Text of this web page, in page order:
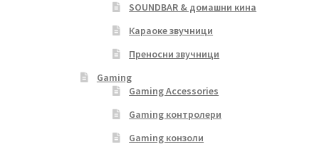
SOUNDBAR & домашни кина
Караоке звучници
Преносни звучници
Gaming
Gaming Accessories
Gaming контролери
Gaming конзоли